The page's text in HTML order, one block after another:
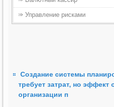
Управление рисками
Создание системы
требует затрат, но эффект
организации п